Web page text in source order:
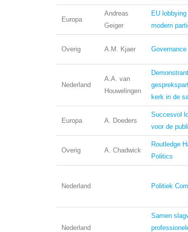
Europa
Andreas
Geiger
EU
modern
Overig A.M. Kjaer Governance
Nederland
A.A. van
Houwelingen
kerk in de
Europa A. Doeders
Succesvol
voor de
Overig A. Chadwick
Routledge
Politics
Nederland Politiek
Nederland
Samen